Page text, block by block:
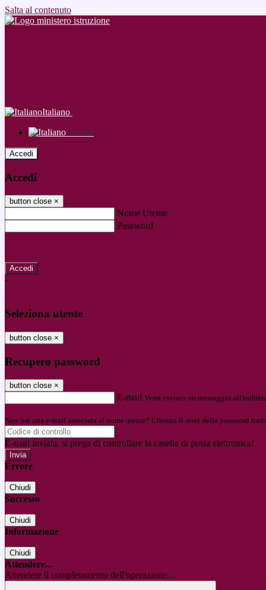
Salta al contenuto
Italiano
Italiano
Accedi
Accedi
button close ×
Nome Utente
Password
-
Seleziona utente
button close ×
Recupero password
button close ×
E-mail Verrà inviato un messaggio
Non hai una e-mail associata al nome utente? Effettua il reset della password
E-mail inviata, si prega di controllare la casella di posta elettronica!
Errore
Chiudi
Successo
Chiudi
Informazione
Chiudi
Attendere...
Attendere il completamento dell'operazione...